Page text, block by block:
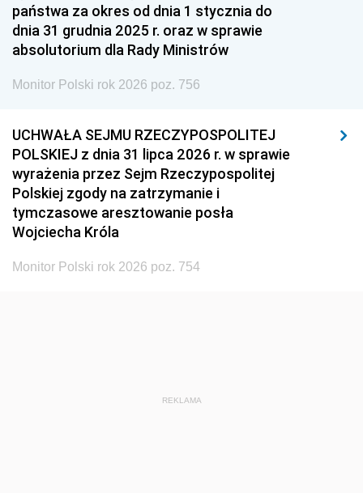
państwa za okres od dnia 1 stycznia do
dnia 31 grudnia 2025 r. oraz w sprawie
absolutorium dla Rady Ministrów
Monitor Polski rok 2026 poz. 756
UCHWAŁA SEJMU RZECZYPOSPOLITEJ
POLSKIEJ z dnia 31 lipca 2026 r. w sprawie
wyrażenia przez Sejm Rzeczypospolitej
Polskiej zgody na zatrzymanie i
tymczasowe aresztowanie posła
Wojciecha Króla
Monitor Polski rok 2026 poz. 754
REKLAMA